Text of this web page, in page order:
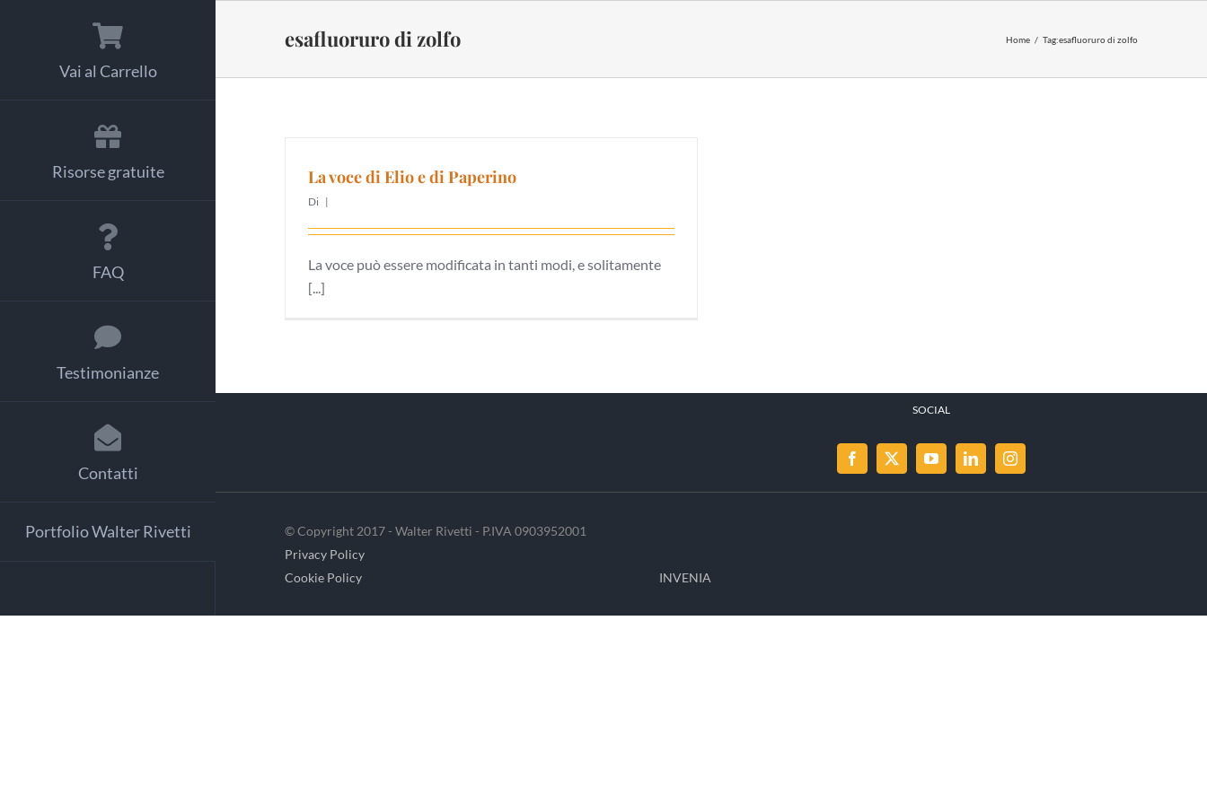
Vai al Carrello
Risorse gratuite
FAQ
Testimonianze
Contatti
Portfolio Walter Rivetti
esafluoruro di zolfo Home Tag:esafluoruro di zolfo
La voce di Elio e di Paperino
Di |
La voce può essere modificata in tanti modi, e solitamente
[...]
SOCIAL
© Copyright 2017 - Walter Rivetti - P.IVA 0903952001
Privacy Policy
Cookie Policy
INVENIA